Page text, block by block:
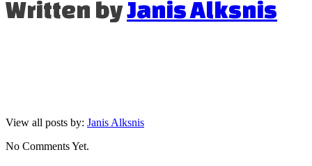
Written byJanis Alksnis
View all posts by: Janis Alksnis
No Comments Yet.